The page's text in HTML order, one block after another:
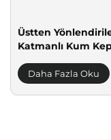
Üstten
Katmanlı Kum
Daha Fazla Oku